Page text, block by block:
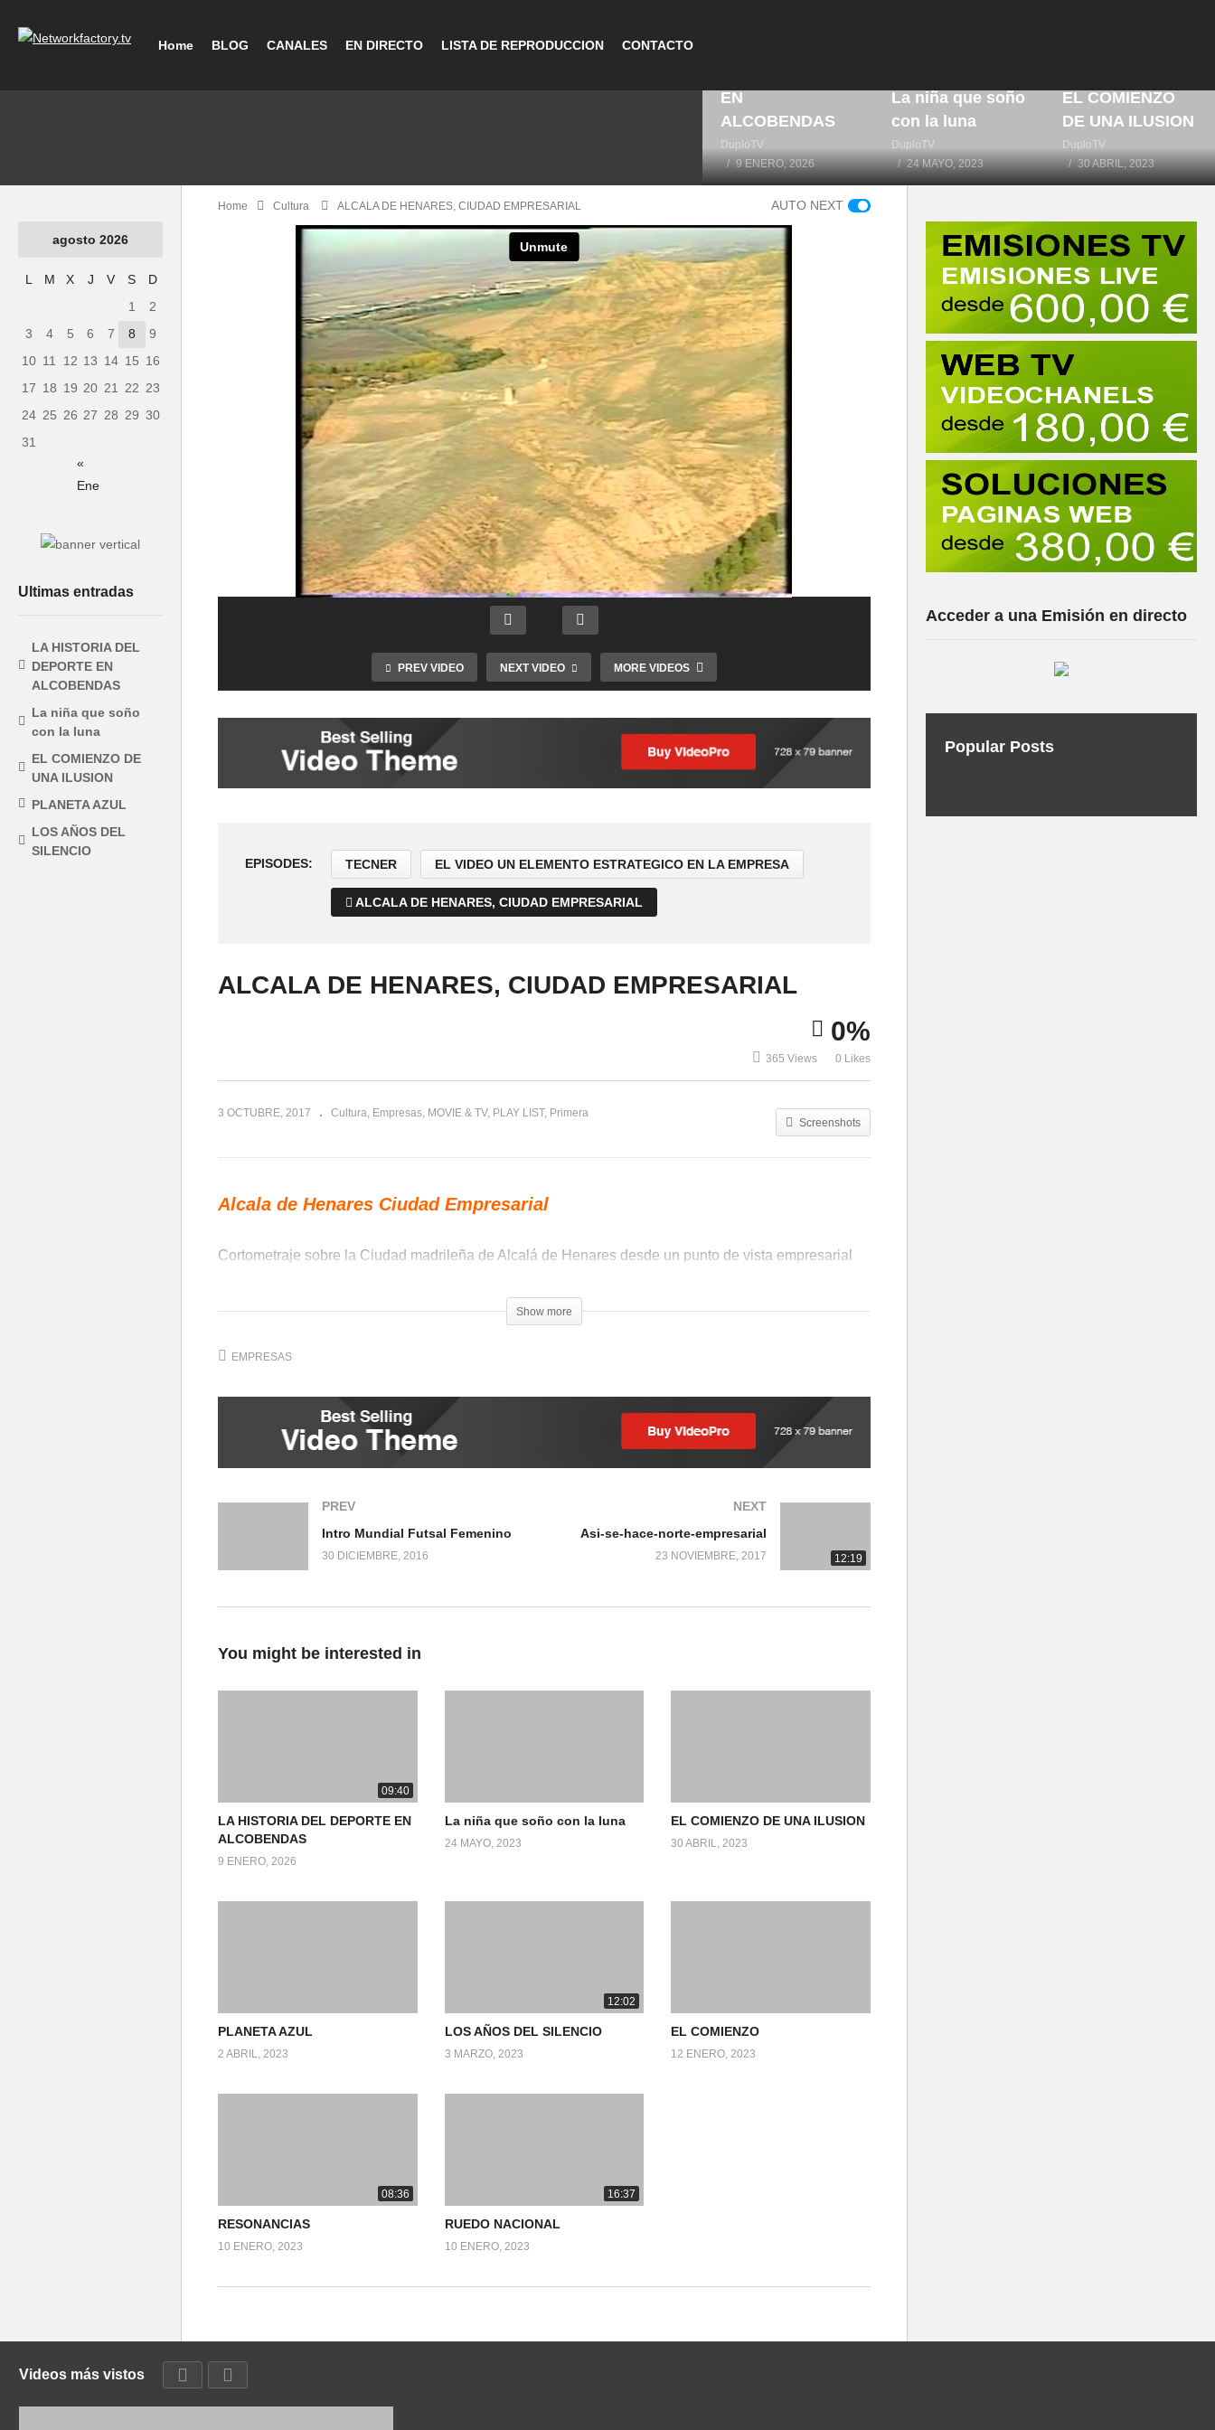
Home BLOG CANALES EN DIRECTO LISTA DE REPRODUCCION CONTACTO
EN
ALCOBENDAS
DuploTV
9 ENERO, 2026
La niña que soño
con la luna
DuploTV
24 MAYO, 2023
EL COMIENZO
DE UNA ILUSION
DuploTV
30 ABRIL, 2023
agosto 2026
L M X J V S
D
1
2
3
4 5 6 7 8
9
10 11 12 13 14 15 16
17 18 19 20 21 22 23
24 25 26 27 28 29 30
31
«
Ene
Ultimas entradas
LA HISTORIA DEL
DEPORTE EN
ALCOBENDAS
La niña que soño
con la luna
EL COMIENZO DE
UNA ILUSION
PLANETA AZUL
LOS AÑOS DEL
SILENCIO
Home Cultura ALCALA DE HENARES, CIUDAD EMPRESARIAL AUTO NEXT
PREV VIDEO NEXT VIDEO MORE VIDEOS
Spain
Futsal 2016
Intro
Futsal
Femenino
EPISODES: TECNER EL VIDEO UN ELEMENTO ESTRATEGICO EN LA EMPRESA
ALCALA DE HENARES, CIUDAD EMPRESARIAL
ALCALA DE HENARES, CIUDAD EMPRESARIAL
0%
365 Views 0 Likes
3 OCTUBRE, 2017 Cultura Empresas MOVIE & TV PLAY LIST Primera
Screenshots
Alcala de Henares Ciudad Empresarial
Cortometraje sobre la Ciudad madrileña de Alcalá de Henares desde un punto de vista empresarial
Show more
EMPRESAS
PREV
Intro Mundial Futsal Femenino
30 DICIEMBRE, 2016 12:19
NEXT
Asi-se-hace-norte-empresarial
23 NOVIEMBRE, 2017
You might be interested in
09:40
LA HISTORIA DEL DEPORTE EN
ALCOBENDAS
9 ENERO, 2026
La niña que soño con la luna
24 MAYO, 2023
EL COMIENZO DE UNA ILUSION
30 ABRIL, 2023
PLANETA AZUL
2 ABRIL, 2023
12:02
LOS AÑOS DEL SILENCIO
3 MARZO, 2023
EL COMIENZO
12 ENERO, 2023
08:36
RESONANCIAS
10 ENERO, 2023
16:37
RUEDO NACIONAL
10 ENERO, 2023
Acceder a una Emisión en directo
Popular Posts
Videos más vistos